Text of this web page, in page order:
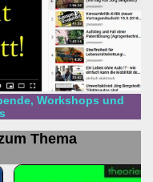
Workshops und
Thema